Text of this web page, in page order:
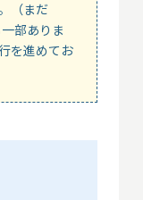
（まだ
部ありま
を進めてお